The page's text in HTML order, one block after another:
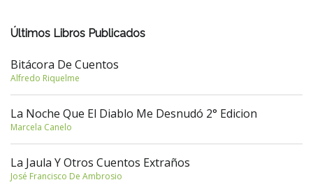
Últimos Libros Publicados
Bitácora De Cuentos
Alfredo Riquelme
La Noche Que El Diablo Me Desnudó 2° Edicion
Marcela Canelo
La Jaula Y Otros Cuentos Extraños
José Francisco De Ambrosio